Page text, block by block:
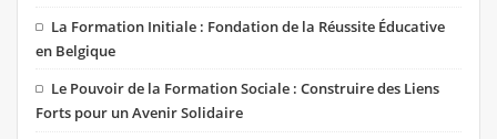
La Formation Initiale : Fondation de la Réussite Éducative
en Belgique
Le Pouvoir de la Formation Sociale : Construire des Liens
Forts pour un Avenir Solidaire